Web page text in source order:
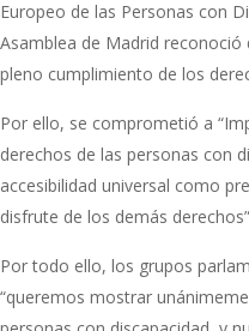
Europeo de las Personas con
Asamblea de Madrid reconoció
pleno cumplimiento de los
Por ello, se comprometió a
derechos de las personas con
accesibilidad universal como
disfrute de los demás
Por todo ello, los grupos
“queremos mostrar